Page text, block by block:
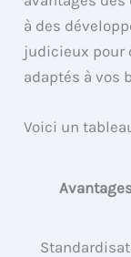
à des
judicieux pour
adaptés à vos
Voici un